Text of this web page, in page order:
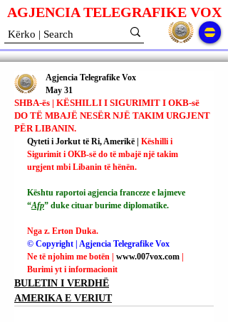
AGJENCIA TELEGRAFIKE VOX
SHBA-ës | KËSHILLI I SIGURIMIT I OKB-së
DO TË MBAJË NESËR NJË TAKIM URGJENT
PËR LIBANIN.
Agjencia Telegrafike Vox
May 31
Qyteti i Jorkut të Ri, Amerikë | Këshilli i
Sigurimit i OKB-së do të mbajë një takim
urgjent mbi Libanin të hënën.
Kështu raportoi agjencia franceze e lajmeve
“Afp” duke cituar burime diplomatike.
Nga z. Erton Duka.
© Copyright | Agjencia Telegrafike Vox
Ne të njohim me botën | www.007vox.com
Burimi yt i informacionit
BULETIN I VERDHË
AMERIKA E VERIUT